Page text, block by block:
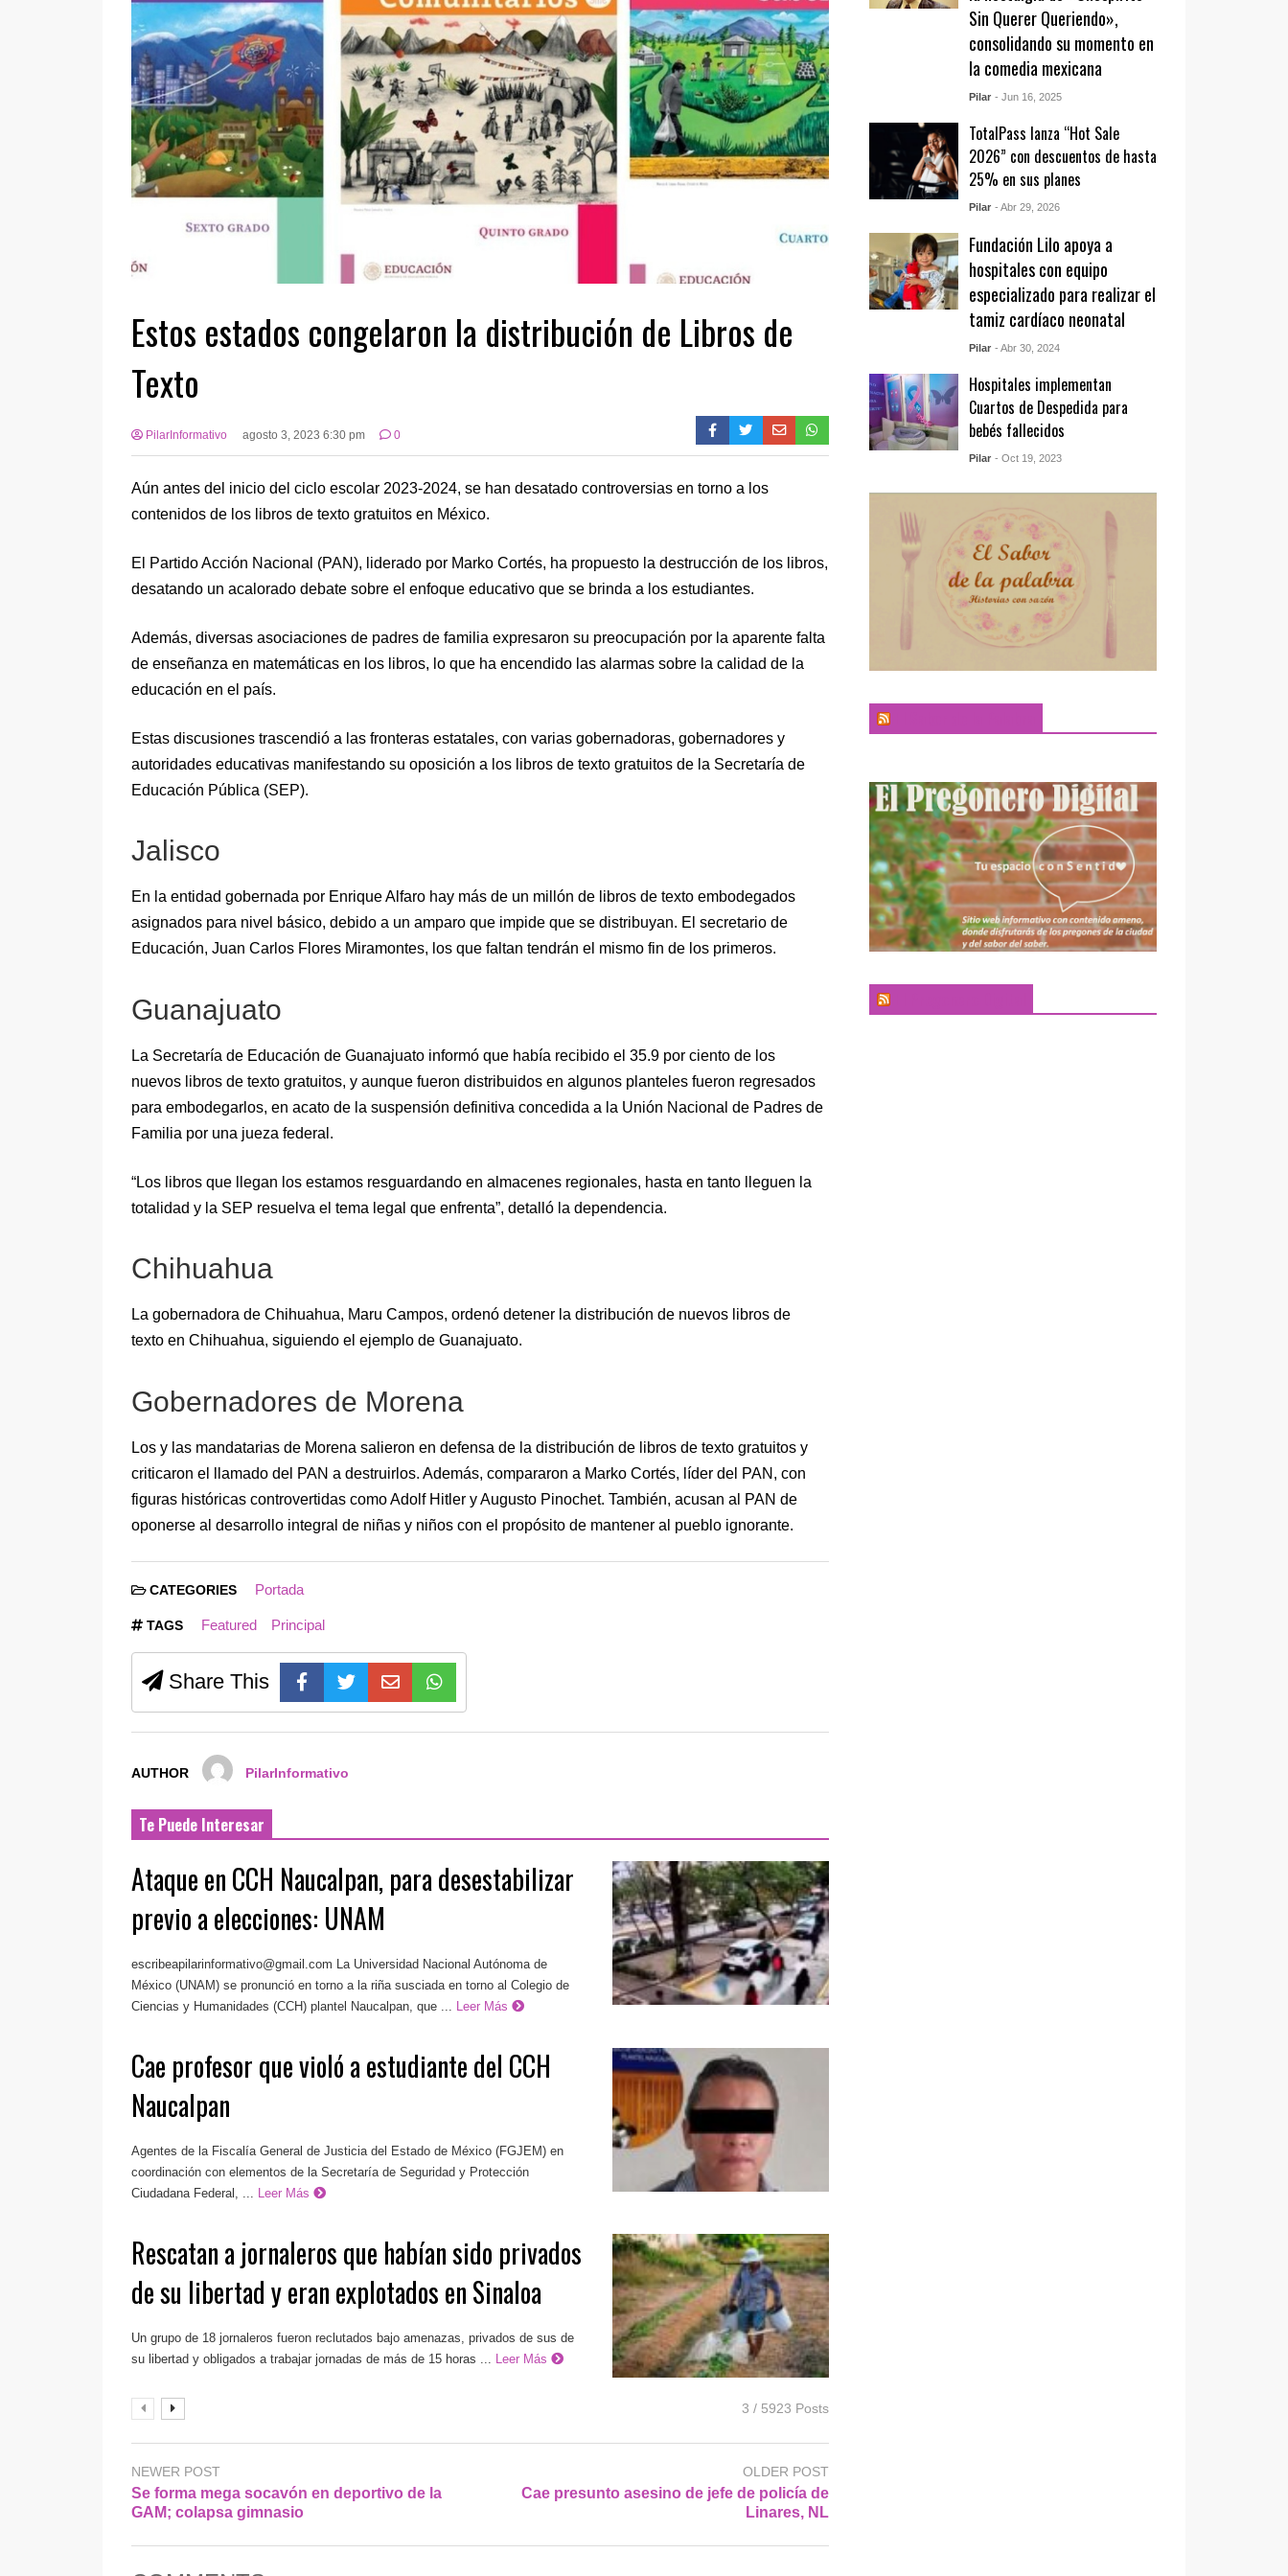
Estos estados congelaron la distribución de Libros de
Texto
PilarInformativo agosto 3, 2023 6:30 pm 0
Aún antes del inicio del ciclo escolar 2023-2024, se han desatado controversias en torno a los
contenidos de los libros de texto gratuitos en México.
El Partido Acción Nacional (PAN), liderado por Marko Cortés, ha propuesto la destrucción de los libros,
desatando un acalorado debate sobre el enfoque educativo que se brinda a los estudiantes.
Además, diversas asociaciones de padres de familia expresaron su preocupación por la aparente falta
de enseñanza en matemáticas en los libros, lo que ha encendido las alarmas sobre la calidad de la
educación en el país.
Estas discusiones trascendió a las fronteras estatales, con varias gobernadoras, gobernadores y
autoridades educativas manifestando su oposición a los libros de texto gratuitos de la Secretaría de
Educación Pública (SEP).
Jalisco
En la entidad gobernada por Enrique Alfaro hay más de un millón de libros de texto embodegados
asignados para nivel básico, debido a un amparo que impide que se distribuyan. El secretario de
Educación, Juan Carlos Flores Miramontes, los que faltan tendrán el mismo fin de los primeros.
Guanajuato
La Secretaría de Educación de Guanajuato informó que había recibido el 35.9 por ciento de los
nuevos libros de texto gratuitos, y aunque fueron distribuidos en algunos planteles fueron regresados
para embodegarlos, en acato de la suspensión definitiva concedida a la Unión Nacional de Padres de
Familia por una jueza federal.
“Los libros que llegan los estamos resguardando en almacenes regionales, hasta en tanto lleguen la
totalidad y la SEP resuelva el tema legal que enfrenta”, detalló la dependencia.
Chihuahua
La gobernadora de Chihuahua, Maru Campos, ordenó detener la distribución de nuevos libros de
texto en Chihuahua, siguiendo el ejemplo de Guanajuato.
Gobernadores de Morena
Los y las mandatarias de Morena salieron en defensa de la distribución de libros de texto gratuitos y
criticaron el llamado del PAN a destruirlos. Además, compararon a Marko Cortés, líder del PAN, con
figuras históricas controvertidas como Adolf Hitler y Augusto Pinochet. También, acusan al PAN de
oponerse al desarrollo integral de niñas y niños con el propósito de mantener al pueblo ignorante.
CATEGORIES Portada
TAGS Featured Principal
Share This
AUTHOR PilarInformativo
Te Puede Interesar
Ataque en CCH Naucalpan, para desestabilizar
previo a elecciones: UNAM
escribeapilarinformativo@gmail.com La Universidad Nacional Autónoma de
México (UNAM) se pronunció en torno a la riña susciada en torno al Colegio de
Ciencias y Humanidades (CCH) plantel Naucalpan, que ...
Leer Más
Cae profesor que violó a estudiante del CCH
Naucalpan
Agentes de la Fiscalía General de Justicia del Estado de México (FGJEM) en
coordinación con elementos de la Secretaría de Seguridad y Protección
Ciudadana Federal, ...
Leer Más
Rescatan a jornaleros que habían sido privados
de su libertad y eran explotados en Sinaloa
Un grupo de 18 jornaleros fueron reclutados bajo amenazas, privados de sus de
su libertad y obligados a trabajar jornadas de más de 15 horas ...
Leer Más
3 / 5923 Posts
NEWER POST
Se forma mega socavón en deportivo de la
GAM; colapsa gimnasio
OLDER POST
Cae presunto asesino de jefe de policía de
Linares, NL
Sin Querer Queriendo»,
consolidando su momento en
la comedia mexicana
Pilar - Jun 16, 2025
TotalPass lanza “Hot Sale
2026” con descuentos de hasta
25% en sus planes
Pilar - Abr 29, 2026
Fundación Lilo apoya a
hospitales con equipo
especializado para realizar el
tamiz cardíaco neonatal
Pilar - Abr 30, 2024
Hospitales implementan
Cuartos de Despedida para
bebés fallecidos
Pilar - Oct 19, 2023